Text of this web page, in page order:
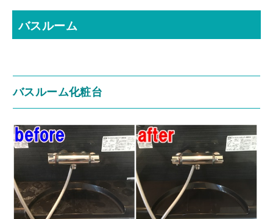
バスルーム
バスルーム化粧台